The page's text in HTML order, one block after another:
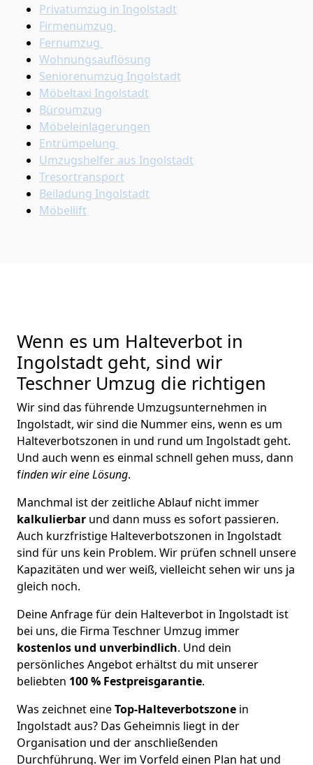
Privatumzug in Ingolstadt
Firmenumzug
Fernumzug
Wohnungsauflösung
Seniorenumzug Ingolstadt
Möbeltaxi Ingolstadt
Büroumzug
Möbeleinlagerungen
Entrümpelung
Umzugshelfer aus Ingolstadt
Tresortransport
Beiladung Ingolstadt
Möbellift
Wenn es um Halteverbot in
Ingolstadt geht, sind wir
Teschner Umzug die richtigen
Wir sind das führende Umzugsunternehmen in
Ingolstadt, wir sind die Nummer eins, wenn es um
Halteverbotszonen in und rund um Ingolstadt geht.
Und auch wenn es einmal schnell gehen muss, dann
finden wir eine Lösung.
Manchmal ist der zeitliche Ablauf nicht immer
kalkulierbar und dann muss es sofort passieren.
Auch kurzfristige Halteverbotszonen in Ingolstadt
sind für uns kein Problem. Wir prüfen schnell unsere
Kapazitäten und wer weiß, vielleicht sehen wir uns ja
gleich noch.
Deine Anfrage für dein Halteverbot in Ingolstadt ist
bei uns, die Firma Teschner Umzug immer
kostenlos und unverbindlich. Und dein
persönliches Angebot erhältst du mit unserer
beliebten 100 % Festpreisgarantie.
Was zeichnet eineTop-Halteverbotszone in
Ingolstadt aus? Das Geheimnis liegt in der
Organisation und der anschließenden
Durchführung. Wer im Vorfeld einen Plan hat und